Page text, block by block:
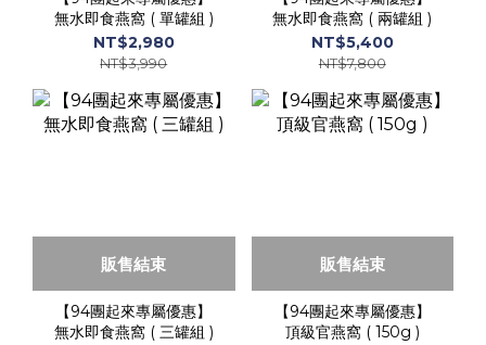
無水即食燕窩 ( 單罐組 )
NT$2,980
NT$3,990
無水即食燕窩 ( 兩罐組 )
NT$5,400
NT$7,800
販售結束
【94團起來專屬優惠】
無水即食燕窩 ( 三罐組 )
販售結束
【94團起來專屬優惠】
頂級官燕窩 ( 150g )